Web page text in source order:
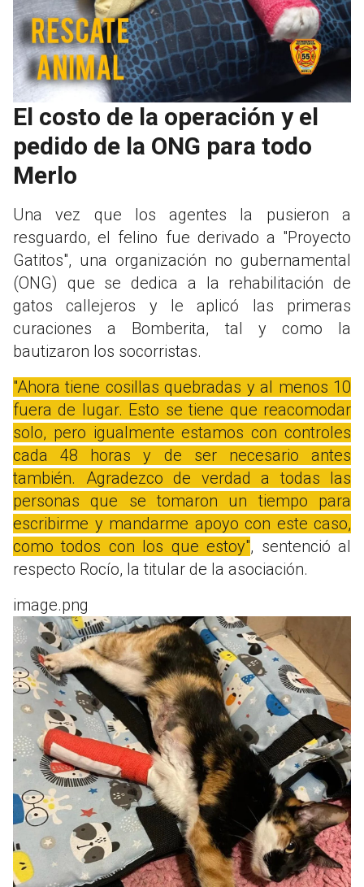
El costo de la operación y el
pedido de la ONG para todo
Merlo
Una vez que los agentes la pusieron a
resguardo, el felino fue derivado a "Proyecto
Gatitos", una organización no gubernamental
(ONG) que se dedica a la rehabilitación de
gatos callejeros y le aplicó las primeras
curaciones a Bomberita, tal y como la
bautizaron los socorristas.
"Ahora tiene cosillas quebradas y al menos 10
fuera de lugar. Esto se tiene que reacomodar
solo, pero igualmente estamos con controles
cada 48 horas y de ser necesario antes
también. Agradezco de verdad a todas las
personas que se tomaron un tiempo para
escribirme y mandarme apoyo con este caso,
como todos con los que estoy", sentenció al
respecto Rocío, la titular de la asociación.
image.png